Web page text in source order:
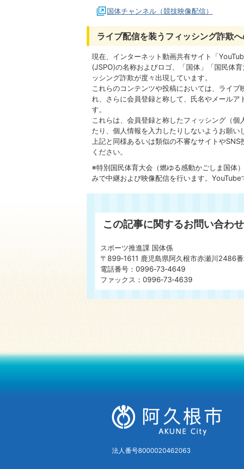
国体チャンネル（競技映像配信）
ライブ配信を装うフィッシング詐欺
現在、インターネット動画共有サイト「
(JSPO)の名称およびロゴ、「国体」「国民体
ッシング詐欺が度々出現しています。
これらのコンテンツや投稿においては、ライ
れ、さらに会員登録と称して、氏名やメール
す。
これらは、会員登録と称したフィッシング（
たり、個人情報を入力したりしないようお願い
上記と同様あるいは類似の不審なサイトや
ください。
※特別国民体育大会（燃ゆる感動かごしま国体
みで中継および映像配信を行います。YouTube
この記事に関するお問い合わ
スポーツ推進課 国体係
〒899‐1611 鹿児島県阿久根市赤瀬川2486番
電話番号：0996‐73‐4649
ファックス：0996‐73‐4639
法人番号8000020462063